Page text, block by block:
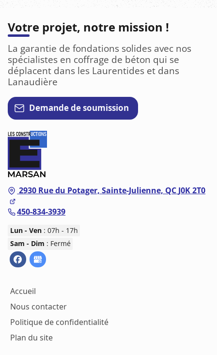
2930 Rue du Potager, Sainte-Julienne, QC J0K 2T0
450-834-3939
Lun - Ven: 07h - 17h
Sam - Dim : Fermé
Accueil
Nous contacter
Politique de confidentialité
Plan du site
Votre projet, notre mission !
La garantie de fondations solides avec nos
spécialistes en coffrage de béton qui se
déplacent dans les Laurentides et dans
Lanaudière
Demande de soumission